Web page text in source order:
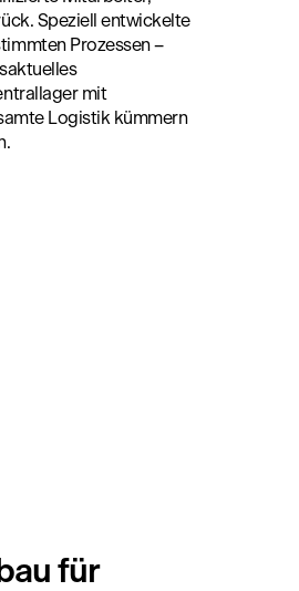
Speziell entwickelte
Prozessen –
mit
Logistik kümmern
für